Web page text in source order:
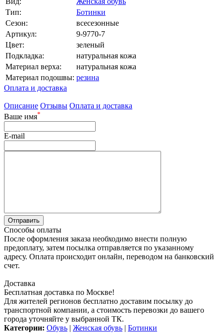
Тип:
Ботинки
Сезон:
всесезонные
Артикул:
9-9770-7
Цвет:
зеленый
Подкладка:
натуральная кожа
Материал верха:
натуральная кожа
Материал подошвы: резина
Оплата и доставка
Описание Отзывы Оплата и доставка
Ваше имя*
E-mail
Способы оплаты
После оформления заказа необходимо внести полную
предоплату, затем посылка отправляется по указанному
адресу. Оплата происходит онлайн, переводом на банковский
счет.
Доставка
Бесплатная доставка по Москве!
Для жителей регионов бесплатно доставим посылку до
транспортной компании, а стоимость перевозки до вашего
города уточняйте у выбранной ТК.
Категории: Обувь | Женская обувь | Ботинки